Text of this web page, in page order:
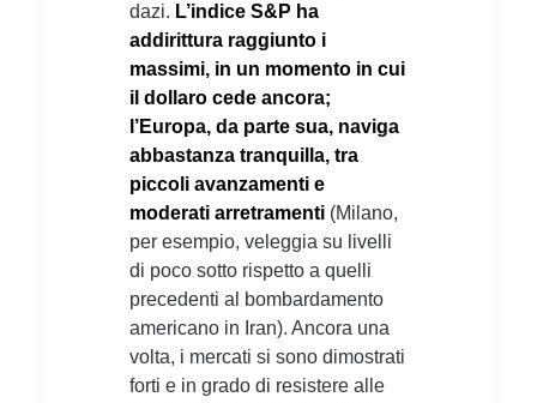
dazi. L’indice S&P ha
addirittura raggiunto i
massimi, in un momento in cui
il dollaro cede ancora;
l’Europa, da parte sua, naviga
abbastanza tranquilla, tra
piccoli avanzamenti e
moderati arretramenti (Milano,
per esempio, veleggia su livelli
di poco sotto rispetto a quelli
precedenti al bombardamento
americano in Iran). Ancora una
volta, i mercati si sono dimostrati
forti e in grado di resistere alle